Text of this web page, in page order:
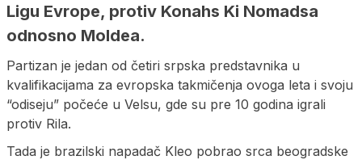
Ligu Evrope, protiv Konahs Ki Nomadsa
odnosno Moldea.
Partizan je jedan od četiri srpska predstavnika u
kvalifikacijama za evropska takmičenja ovoga leta i svoju
“odiseju” počeće u Velsu, gde su pre 10 godina igrali
protiv Rila.
Tada je brazilski napadač Kleo pobrao srca beogradske